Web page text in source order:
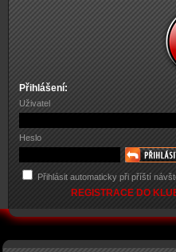
Přihlášení:
Uživatel
Heslo
Přihlásit automaticky při příští
REGISTRACE DO